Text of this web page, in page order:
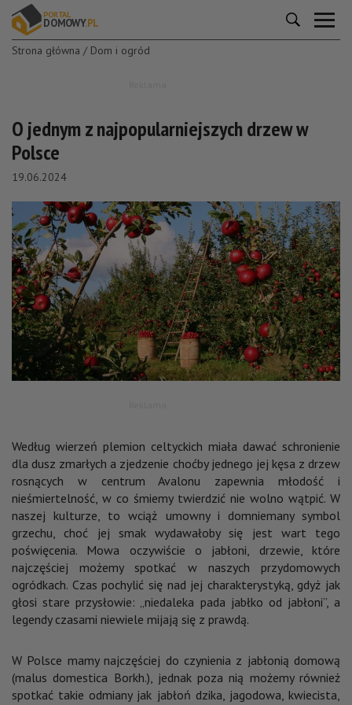
PORTAL
DOMOWY.PL
Dom
Wnętrza
Wyposażenie
Porady
inspiracje
Strona główna / Dom i ogród
O jednym z najpopularniejszych drzew w
Polsce
19.06.2024
Według wierzeń plemion celtyckich miała dawać schronienie
dla dusz zmarłych a zjedzenie choćby jednego jej kęsa z drzew
rosnących w centrum Avalonu zapewnia młodość i
nieśmiertelność, w co śmiemy twierdzić nie wolno wątpić. W
naszej kulturze, to wciąż umowny i domniemany symbol
grzechu, choć jej smak wydawałoby się jest wart tego
poświęcenia. Mowa oczywiście o jabłoni, drzewie, które
najczęściej możemy spotkać w naszych przydomowych
ogródkach. Czas pochylić się nad jej charakterystyką, gdyż jak
głosi stare przysłowie: „niedaleka pada jabłko od jabłoni”, a
legendy czasami niewiele mijają się z prawdą.
W Polsce mamy najczęściej do czynienia z jabłonią domową
(malus domestica Borkh.), jednak poza nią możemy również
spotkać takie odmiany jak jabłoń dzika, jagodowa, kwiecista,